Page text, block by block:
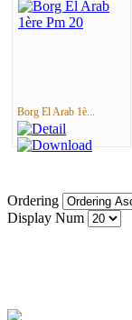
Borg El Arab 1è...
Ordering
Display Num